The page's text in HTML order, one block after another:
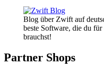
Blog über Zwift auf
beste Software, die du
brauchst!
Partner Shops